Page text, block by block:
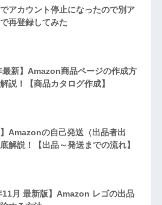
アカウント停止になったので別ア
再登録してみた
最新】Amazon商品ページの作成方
説！【商品カタログ作成】
】Amazonの自己発送（出品者出
解説！【出品～発送までの流れ】
11月 最新版】Amazon レゴの出品